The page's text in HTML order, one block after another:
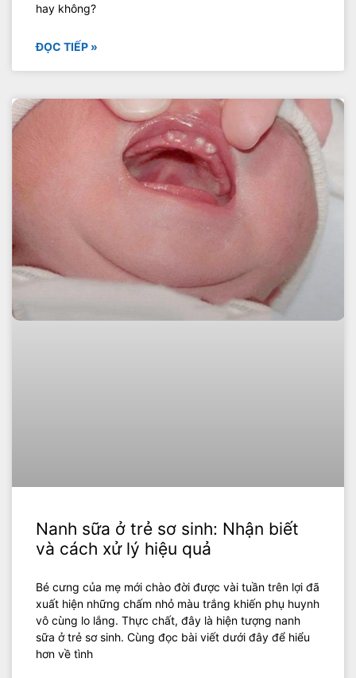
hay không?
ĐỌC TIẾP »
Nanh sữa ở trẻ sơ sinh: Nhận biết
và cách xử lý hiệu quả
Bé cưng của mẹ mới chào đời được vài tuần trên lợi đã
xuất hiện những chấm nhỏ màu trắng khiến phụ huynh
vô cùng lo lắng. Thực chất, đây là hiện tượng nanh
sữa ở trẻ sơ sinh. Cùng đọc bài viết dưới đây để hiểu
hơn về tình